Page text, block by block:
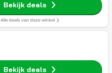
Bekijk deals
Alle deals van deze winkel
Bekijk deals